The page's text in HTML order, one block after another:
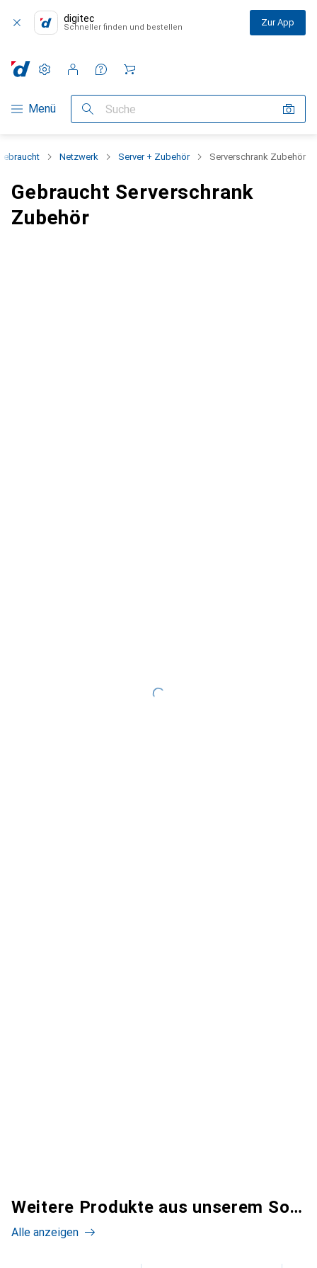
digitec
Schneller finden und bestellen Zur App
Navigation nach Kategorien
Menü Suche
Einstellungen
Kundenkonto
Vergleichslisten
Merklisten
Warenkorb
Netzwerk Server + Zubehör Serverschrank Zubehör
Gebraucht Serverschrank
Zubehör
Weitere Produkte aus unserem Sortiment
Alle anzeigen